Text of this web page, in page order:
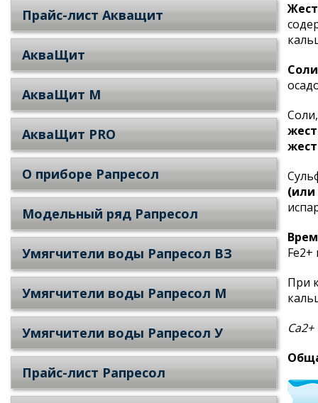
Прайс-лист Акващит
АкваЩит
АкваЩит М
АкваЩит PRO
О приборе Рапресол
Модельный ряд Рапресол
Умягчители воды Рапресол ВЗ
Умягчители воды Рапресол М
Умягчители воды Рапресол У
Прайс-лист Рапресол
(или
При
Ca2+